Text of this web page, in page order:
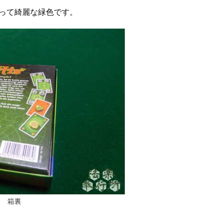
綺麗な緑色です。
箱裏